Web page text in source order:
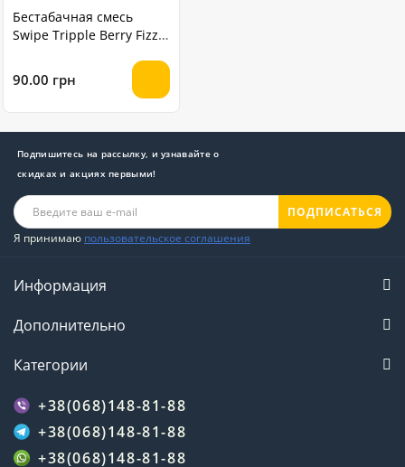
Бестабачная смесь
Swipe Tripple Berry Fizz
грамм
90.00 грн
Подпишитесь на рассылку, и узнавайте о
скидках и акциях первыми!
ПОДПИСАТЬСЯ
Я принимаю пользовательское соглашения
Информация
Дополнительно
Категории
+38(068)148-81-88
+38(068)148-81-88
+38(068)148-81-88